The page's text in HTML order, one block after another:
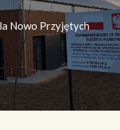
Nowo Przyjętych